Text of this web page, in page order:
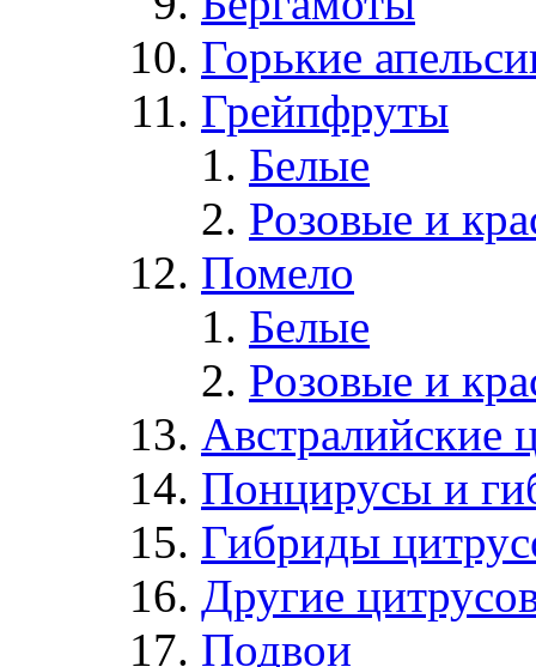
Горькие
Грейпфруты
Белые
Розовые и
Помело
Белые
Розовые и
Австралийские
Понцирусы и
Гибриды
Другие
Подвои